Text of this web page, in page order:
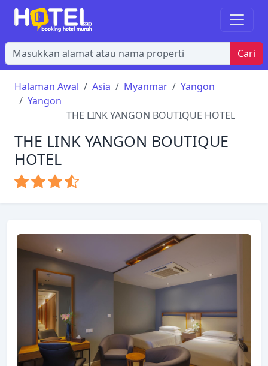
Cari
Halaman Awal Asia Myanmar
Yangon
Yangon
THE LINK YANGON BOUTIQUE HOTEL
THE LINK YANGON BOUTIQUE
HOTEL